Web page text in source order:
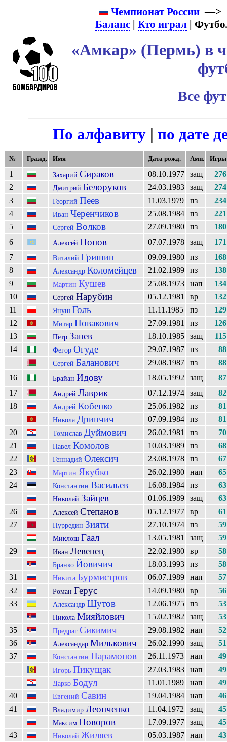
Чемпионат России —>
Баланс |Кто играл |
«Амкар» (Пермь) в
Все
По алфавиту |по дате
№ Гражд. Имя Дата рожд. Амп. Игры
1 Захарий Сираков 08.10.1977 защ
276
2
Дмитрий Белоруков 24.03.1983 защ
274
3
Георгий Пеев 11.03.1979 пз
234
4
Иван Черенчиков 25.08.1984 пз
221
5
Сергей Волков 27.09.1980 пз
180
6
Алексей Попов 07.07.1978 защ
171
7
Виталий Гришин 09.09.1980 пз
168
8
Александр Коломейцев 21.02.1989 пз
138
9
Мартин Кушев 25.08.1973 нап
134
10
Сергей Нарубин 05.12.1981 вр
132
11
Януш Голь 11.11.1985 пз
129
12
Митар Новакович 27.09.1981 пз
126
13
Пётр Занев 18.10.1985 защ
115
14
Фегор Огуде 29.07.1987 пз 88
Сергей Баланович 29.08.1987 пз
88
16
Брайан Идову 18.05.1992 защ
87
17
Андрей Лаврик 07.12.1974 защ
82
18
Андрей Кобенко 25.06.1982 пз 81
Никола Дринчич 07.09.1984 пз
81
20
Томислав Дуймович 26.02.1981 пз
70
21
Павел Комолов 10.03.1989 пз
68
22
Геннадий Олексич 23.08.1978 пз
67
23
Мартин Якубко 26.02.1980 нап
65
24
Константин Васильев 16.08.1984 пз 63
Николай Зайцев 01.06.1989 защ
63
26
Алексей Степанов 05.12.1977 вр
61
27
Нурредин Зияти 27.10.1974 пз 59
Миклош Гаал 13.05.1981 защ
59
29
Иван Левенец 22.02.1980 вр 58
Бранко Йовичич 18.03.1993 пз
58
31
Никита Бурмистров 06.07.1989 нап
57
32
Роман Герус 14.09.1980 вр
56
33
Александр Шутов 12.06.1975 пз 53
Никола Мияйлович 15.02.1982 защ
53
35
Предраг Сикимич 29.08.1982 нап
52
36
Александар Милькович 26.02.1990 защ
51
37
Константин Парамонов 26.11.1973 нап 49
Игорь Пикущак 27.03.1983 нап 49
Дарко Бодул 11.01.1989 нап
49
40
Евгений Савин 19.04.1984 нап
46
41
Владимир Леонченко 11.04.1972 защ 45
Максим Поворов 17.09.1977 защ
45
43
Николай Жиляев 05.03.1987 нап
43